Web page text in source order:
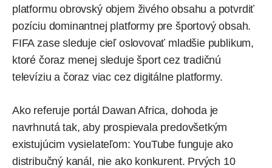
platformu obrovský objem živého obsahu a potvrdiť
pozíciu dominantnej platformy pre športový obsah.
FIFA zase sleduje cieľ oslovovať mladšie publikum,
ktoré čoraz menej sleduje šport cez tradičnú
televíziu a čoraz viac cez digitálne platformy.
Ako referujeportál Dawan Africa, dohoda je
navrhnutá tak, aby prospievala predovšetkým
existujúcim vysielateľom: YouTube funguje ako
distribučný kanál, nie ako konkurent. Prvých 10